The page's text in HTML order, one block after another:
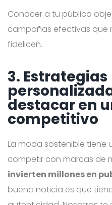
Conocer a tu público
campañas efectivas que
fidelicen.
3. Estrategias
destacar en
competitivo
La moda sostenible tiene
competir con marcas de
invierten millones en
buena noticia es que